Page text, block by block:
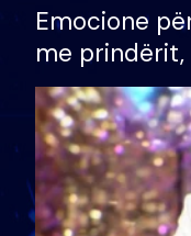
Emocione
me prindërit,
divorci apo